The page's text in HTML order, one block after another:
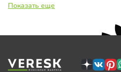
Показать еще